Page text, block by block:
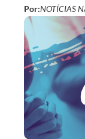
Por:NOTÍCIAS